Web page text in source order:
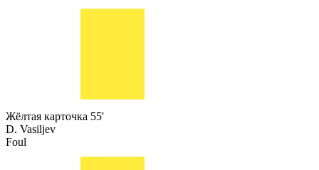
Жёлтая карточка 55'
D. Vasiljev
Foul